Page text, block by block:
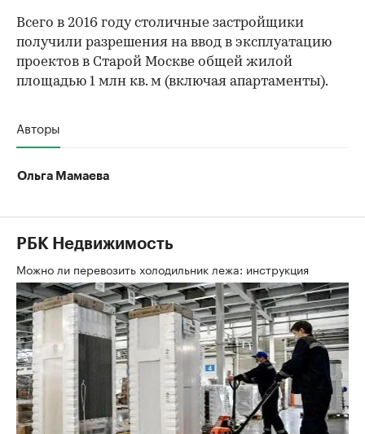
Всего в 2016 году столичные застройщики
получили разрешения на ввод в эксплуатацию
проектов в Старой Москве общей жилой
площадью 1 млн кв. м (включая апартаменты).
Авторы
Ольга Мамаева
РБК Недвижимость
Можно ли перевозить холодильник лежа: инструкция